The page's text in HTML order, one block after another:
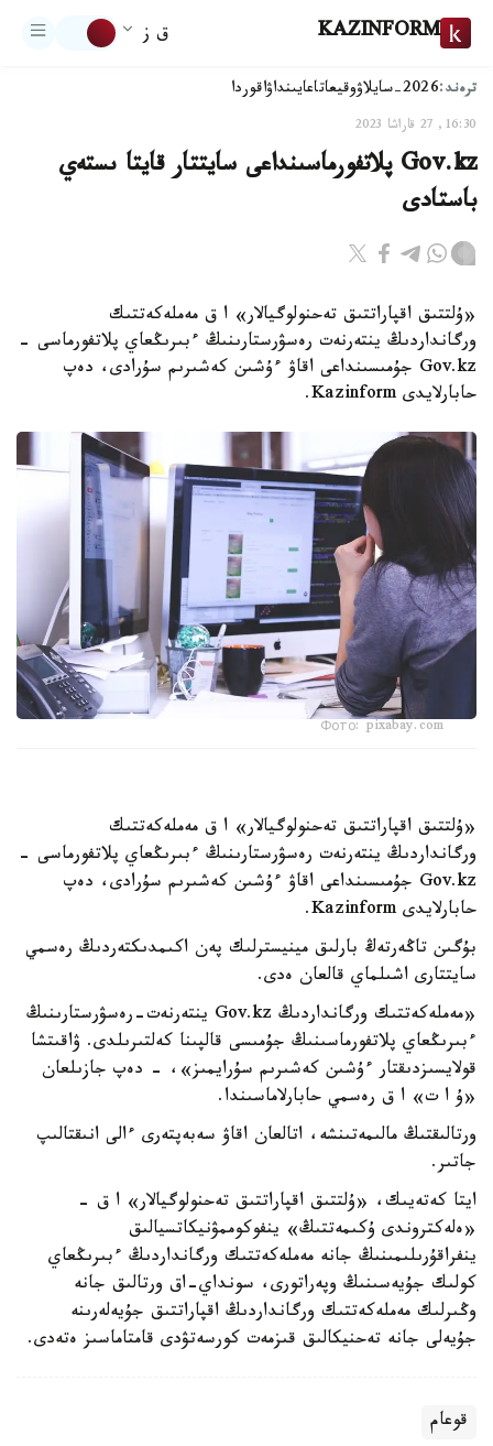
KAZINFORM ق ز
ترەند:2026-سايلاۋ وقيعاتاعايىنداۋاقوردا
16:30, 27 قاراشا 2023
Gov.kz پلاتفورماسىنداعى سايتتار قايتا ىستەي
باستادى
«ۇلتتىق اقپاراتتىق تەحنولوگيالار» ا ق مەملەكەتتىك
ورگانداردىڭ ينتەرنەت رەسۋرستارىنىڭ ءبىرىڭعاي پلاتفورماسى -
Gov.kz جۇمىسىنداعى اقاۋ ءۇشىن كەشىرىم سۇرادى، دەپ
حابارلايدى Kazinform.
Фото: pixabay.com
«ۇلتتىق اقپاراتتىق تەحنولوگيالار» ا ق مەملەكەتتىك
ورگانداردىڭ ينتەرنەت رەسۋرستارىنىڭ ءبىرىڭعاي پلاتفورماسى -
Gov.kz جۇمىسىنداعى اقاۋ ءۇشىن كەشىرىم سۇرادى، دەپ
حابارلايدى Kazinform.
بۇگىن تاڭەرتەڭ بارلىق مينيسترلىك پەن اكىمدىكتەردىڭ رەسمي
سايتتارى اشىلماي قالعان ەدى.
«مەملەكەتتىك ورگانداردىڭ Gov.kz ينتەرنەت-رەسۋرستارىنىڭ
ءبىرىڭعاي پلاتفورماسىنىڭ جۇمىسى قالپىنا كەلتىرىلدى. ۋاقىتشا
قولايسىزدىقتار ءۇشىن كەشىرىم سۇرايمىز»، - دەپ جازىلعان
«ۇ ا ت» ا ق رەسمي حابارلاماسىندا.
ورتالىقتىڭ مالىمەتىنشە، اتالعان اقاۋ سەبەپتەرى ءالى انىقتالىپ
جاتىر.
ايتا كەتەيىك، «ۇلتتىق اقپاراتتىق تەحنولوگيالار» ا ق -
«ەلەكتروندى ۇكىمەتتىڭ» ينفوكوممۋنيكاتسيالىق
ينفراقۇرىلىمىنىڭ جانە مەملەكەتتىك ورگانداردىڭ ءبىرىڭعاي
كولىك جۇيەسىنىڭ وپەراتورى، سونداي-اق ورتالىق جانە
وڭىرلىك مەملەكەتتىك ورگانداردىڭ اقپاراتتىق جۇيەلەرىنە
جۇيەلى جانە تەحنيكالىق قىزمەت كورسەتۋدى قامتاماسىز ەتەدى.
قوعام